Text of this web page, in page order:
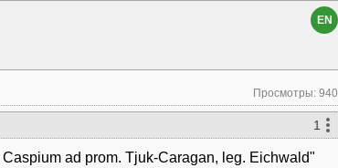
EN
Просмотры: 940
1
ad prom. Tjuk-Caragan, leg. Eichwald"